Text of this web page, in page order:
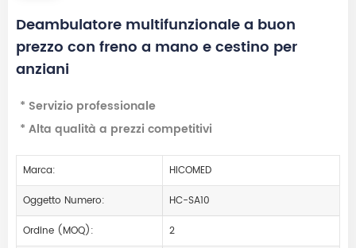
Deambulatore multifunzionale a buon
prezzo con freno a mano e cestino per
anziani
* Servizio professionale
* Alta qualità a prezzi competitivi
Marca:
HICOMED
Oggetto Numero:
HC-SA10
Ordine (MOQ):
2